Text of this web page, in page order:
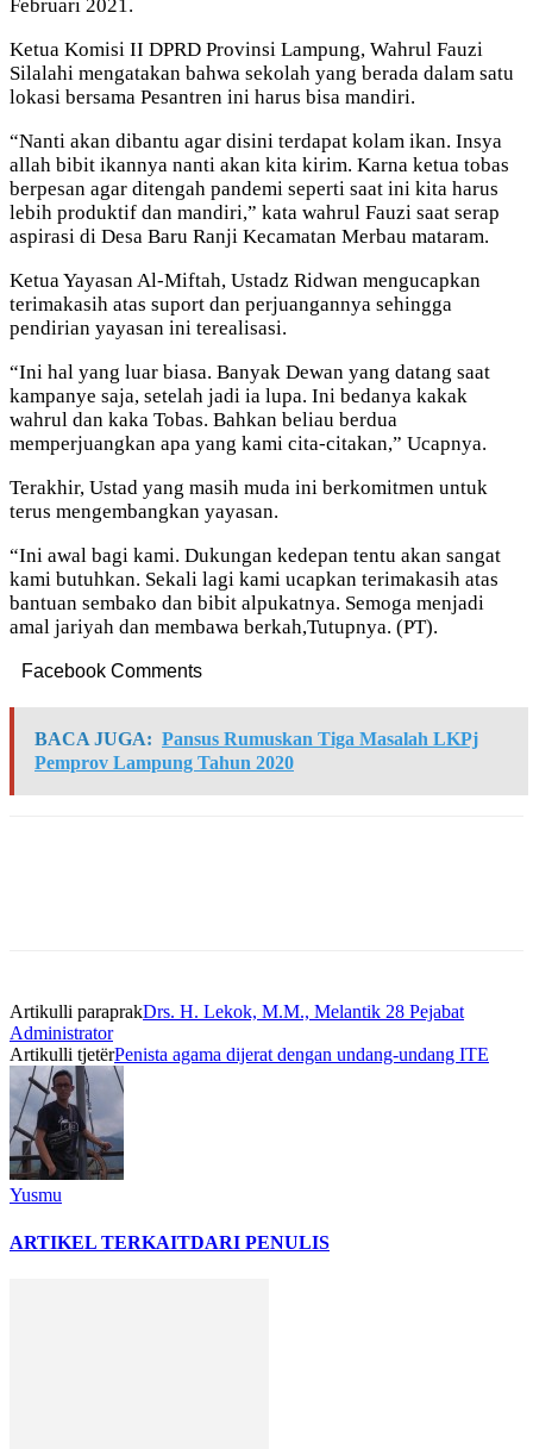
Februari 2021.
Ketua Komisi II DPRD Provinsi Lampung, Wahrul Fauzi
Silalahi mengatakan bahwa sekolah yang berada dalam satu
lokasi bersama Pesantren ini harus bisa mandiri.
“Nanti akan dibantu agar disini terdapat kolam ikan. Insya
allah bibit ikannya nanti akan kita kirim. Karna ketua tobas
berpesan agar ditengah pandemi seperti saat ini kita harus
lebih produktif dan mandiri,” kata wahrul Fauzi saat serap
aspirasi di Desa Baru Ranji Kecamatan Merbau mataram.
Ketua Yayasan Al-Miftah, Ustadz Ridwan mengucapkan
terimakasih atas suport dan perjuangannya sehingga
pendirian yayasan ini terealisasi.
“Ini hal yang luar biasa. Banyak Dewan yang datang saat
kampanye saja, setelah jadi ia lupa. Ini bedanya kakak
wahrul dan kaka Tobas. Bahkan beliau berdua
memperjuangkan apa yang kami cita-citakan,” Ucapnya.
Terakhir, Ustad yang masih muda ini berkomitmen untuk
terus mengembangkan yayasan.
“Ini awal bagi kami. Dukungan kedepan tentu akan sangat
kami butuhkan. Sekali lagi kami ucapkan terimakasih atas
bantuan sembako dan bibit alpukatnya. Semoga menjadi
amal jariyah dan membawa berkah,Tutupnya. (PT).
Facebook Comments
BACA JUGA: Pansus Rumuskan Tiga Masalah LKPj
Pemprov Lampung Tahun 2020
Artikulli paraprakDrs. H. Lekok, M.M., Melantik 28 Pejabat
Administrator
Artikulli tjetërPenista agama dijerat dengan undang-undang ITE
Yusmu
ARTIKEL TERKAITDARI PENULIS